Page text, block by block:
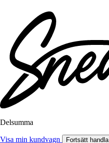
Delsumma
Visa min kundvagn Fortsätt handla